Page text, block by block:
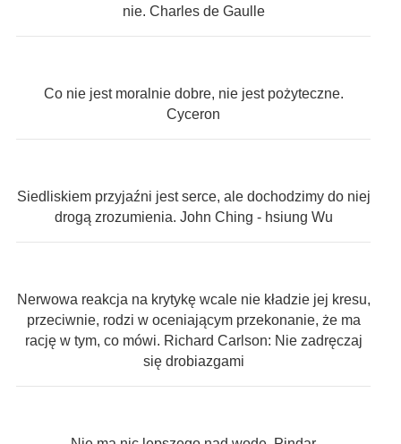
nie. Charles de Gaulle
Co nie jest moralnie dobre, nie jest pożyteczne.
Cyceron
Siedliskiem przyjaźni jest serce, ale dochodzimy do niej
drogą zrozumienia. John Ching - hsiung Wu
Nerwowa reakcja na krytykę wcale nie kładzie jej kresu,
przeciwnie, rodzi w oceniającym przekonanie, że ma
rację w tym, co mówi. Richard Carlson: Nie zadręczaj
się drobiazgami